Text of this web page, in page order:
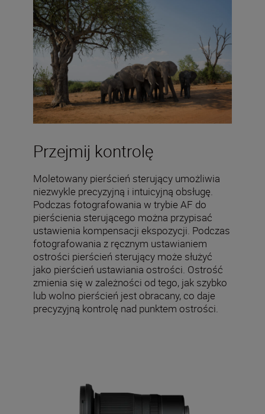
Przejmij kontrolę
Moletowany pierścień sterujący umożliwia
niezwykle precyzyjną i intuicyjną obsługę.
Podczas fotografowania w trybie AF do
pierścienia sterującego można przypisać
ustawienia kompensacji ekspozycji. Podczas
fotografowania z ręcznym ustawianiem
ostrości pierścień sterujący może służyć
jako pierścień ustawiania ostrości. Ostrość
zmienia się w zależności od tego, jak szybko
lub wolno pierścień jest obracany, co daje
precyzyjną kontrolę nad punktem ostrości.